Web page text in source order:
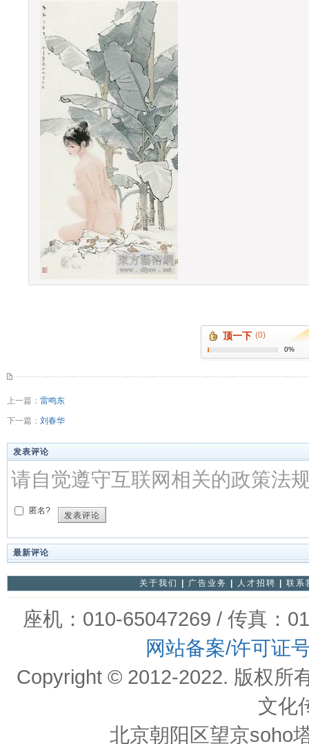
顶一下 (0)
0%
上一篇： 雷鸣东
下一篇： 刘春华
发表评论
请自觉遵守互联网相关的政策法
匿名?
发表评论
最新评论
关于我们 广告业务 人才招聘 联系
座机：010-65047269 / 传真：
网站备案/许可证
Copyright © 2012-2022. 版权所
文化
北京朝阳区望京soho